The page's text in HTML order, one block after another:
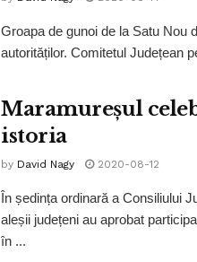
Groapa de gunoi de la Satu Nou
autorităților. Comitetul Județean
Maramureșul
istoria
by David Nagy 2020-08-12
În ședința ordinară a Consiliului
aleșii județeni au aprobat
în ...